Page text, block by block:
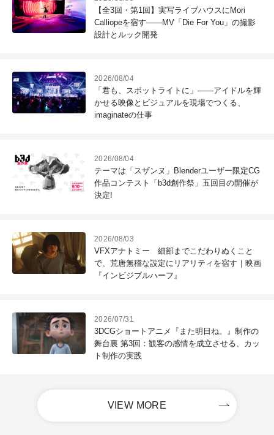
【全3回・第1回】実写ライブハウスにMori
Calliopeを宿す――MV「Die For You」の撮影
設計とルック開発
2026/08/04
「君も、スポットライトに」――アイドルを輝
かせる映像とビジュアルを現場でつくる、
imaginateの仕事
2026/08/04
テーマは「スザンヌ」Blenderユーザー限定CG
作品コンテスト「b3d創作祭」五回目の開催が
決定!
2026/08/03
VFXアナトミー 細部までこだわりぬくこと
で、荒唐無稽な設定にリアリティを宿す｜映画
『インビジブルハーフ』
2026/07/31
3DCGショートアニメ『また明日ね。』制作の
舞台裏 第3回：観客の感情を成立させる、カッ
ト制作の実践
VIEW MORE